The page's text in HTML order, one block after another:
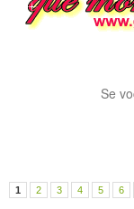
Se
1 2 3 4 5 6